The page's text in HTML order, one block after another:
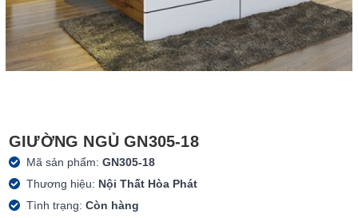
GIƯỜNG NGỦ GN305-18
Mã sản phẩm:GN305-18
Thương hiệu: Nội Thất Hòa Phát
Tình trạng:Còn hàng